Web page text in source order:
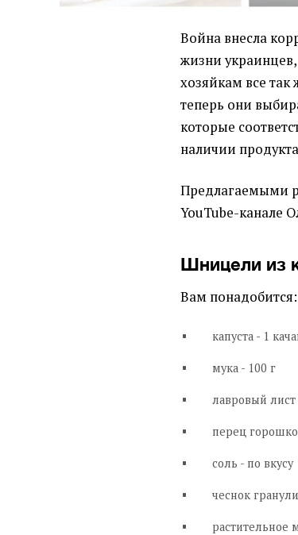
Война внесла
жизни
хозяйкам все так
теперь они
которые
наличии
Предлагаемыми
YouTube-канале
Шницели из
Вам понадобится:
капуста - 1
мука - 100 г
лавровый лист
перец
соль - по вкусу
чеснок
растительное